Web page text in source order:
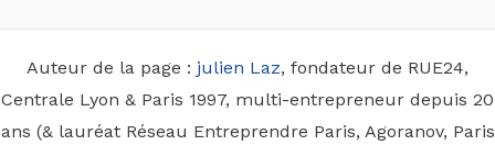
Auteur de la page : julien Laz, fondateur de RUE24,
Centrale Lyon & Paris 1997, multi-entrepreneur depuis 20
ans (& lauréat Réseau Entreprendre Paris, Agoranov, Paris